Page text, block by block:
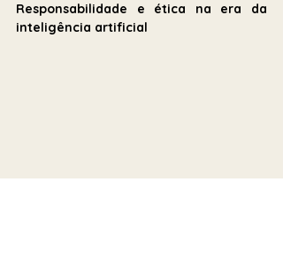
Responsabilidade e ética na era da
inteligência artificial